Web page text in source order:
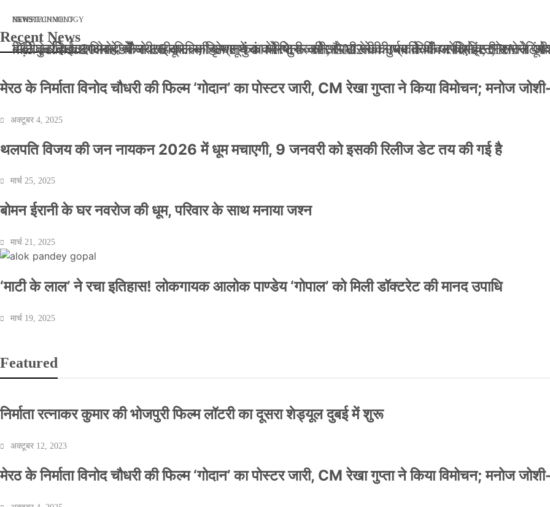
NEWS मार्च 2, 2026
बॉलीवुड के बाद अब डिफेंस टाइकून साहिल लूथरा को मिली जान से मारने की धमकियाँ : सेलिब्रिटी
NEWS जनवरी 29, 2026
बड़ी कार्रवाई: 20 माह से जबरन काबिज़ कृष्णा कुंज वेलफेयर सोसायटी की कार्यकारिणी अपदस्थ, JDA ने
ENTERTAINMENT
मेरठ के निर्माता विनोद चौधरी की फिल्म ‘गोदान’ का पोस्टर जारी, CM रेखा गुप्ता ने किया विमोचन; मनोज
NEWSTECHNOLOGY
मिलिए रोहित उगले से! कैसे 16 साल की उम्र में कंपनी शुरू की और 22 की उम्र तक बन गए इंटरनेशनल
Recent News
मेरठ के निर्माता विनोद चौधरी की फिल्म ‘गोदान’ का पोस्टर जारी, CM रेखा गुप्ता ने किया विमोचन; मनोज
अक्टूबर 4, 2025
थलपति विजय की जन नायकन 2026 में धूम मचाएगी, 9 जनवरी को इसकी रिलीज डेट तय की गई है
मार्च 25, 2025
बोमन ईरानी के घर नवरोज की धूम, परिवार के साथ मनाया जश्न
मार्च 21, 2025
‘माटी के लाल’ ने रचा इतिहास! लोकगायक आलोक पाण्डेय ‘गोपाल’ को मिली डॉक्टरेट की मानद उपाधि
मार्च 19, 2025
Featured
निर्माता रत्नाकर कुमार की भोजपुरी फिल्म लॉटरी का दूसरा शेड्यूल दुबई में शुरू
अक्टूबर 12, 2023
मेरठ के निर्माता विनोद चौधरी की फिल्म ‘गोदान’ का पोस्टर जारी, CM रेखा गुप्ता ने किया विमोचन; मनोज